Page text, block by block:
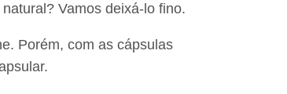
Vamos deixá-lo fino.
Porém, com as cápsulas